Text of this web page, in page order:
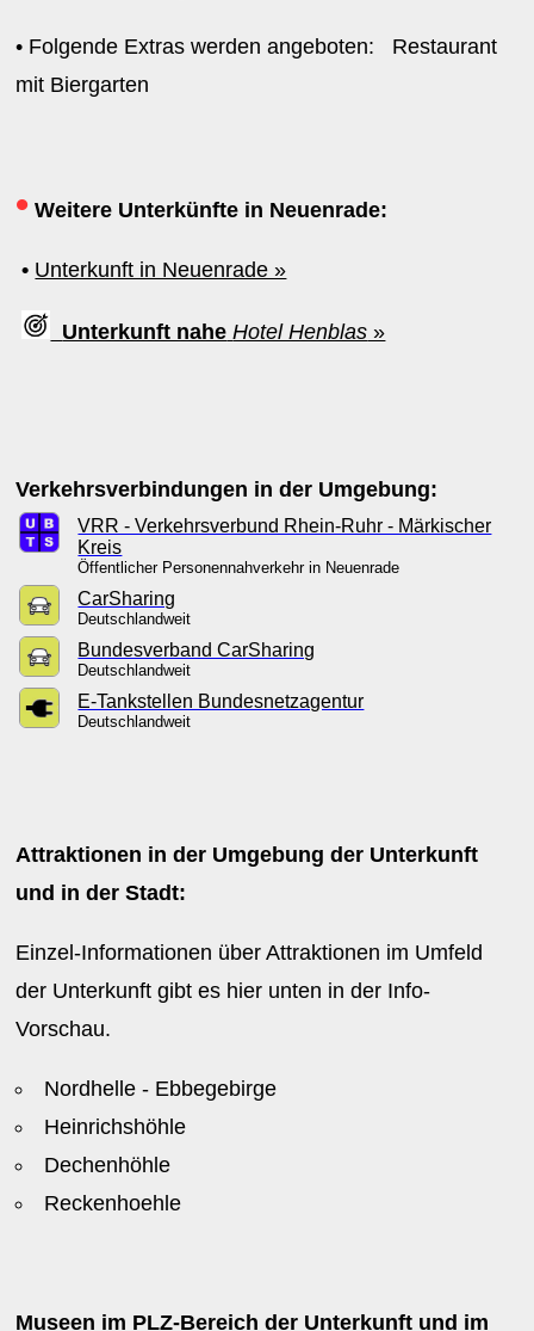
• Folgende Extras werden angeboten: Restaurant
mit Biergarten
• Weitere Unterkünfte in Neuenrade:
• Unterkunft in Neuenrade »
Unterkunft nahe Hotel Henblas »
Verkehrsverbindungen in der Umgebung:
VRR - Verkehrsverbund Rhein-Ruhr - Märkischer
Kreis
Öffentlicher Personennahverkehr in Neuenrade
CarSharing
Deutschlandweit
Bundesverband CarSharing
Deutschlandweit
E-Tankstellen Bundesnetzagentur
Deutschlandweit
Attraktionen in der Umgebung der Unterkunft
und in der Stadt:
Einzel-Informationen über Attraktionen im Umfeld
der Unterkunft gibt es hier unten in der Info-
Vorschau.
Nordhelle - Ebbegebirge
Heinrichshöhle
Dechenhöhle
Reckenhoehle
Museen im PLZ-Bereich der Unterkunft und im